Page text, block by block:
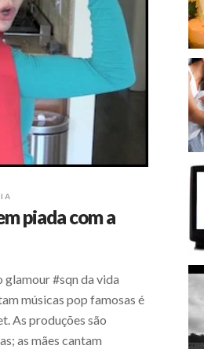
piada com a
#sqn da vida
músicas pop famosas é
As produções são
as mães cantam